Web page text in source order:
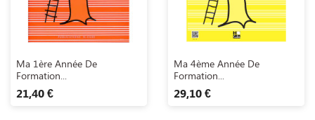
 Aperçu rapide
Ma 1ère Année De
Formation...
21,40 €
 Aperçu rapide
Ma 4ème Année De
Formation...
29,10 €